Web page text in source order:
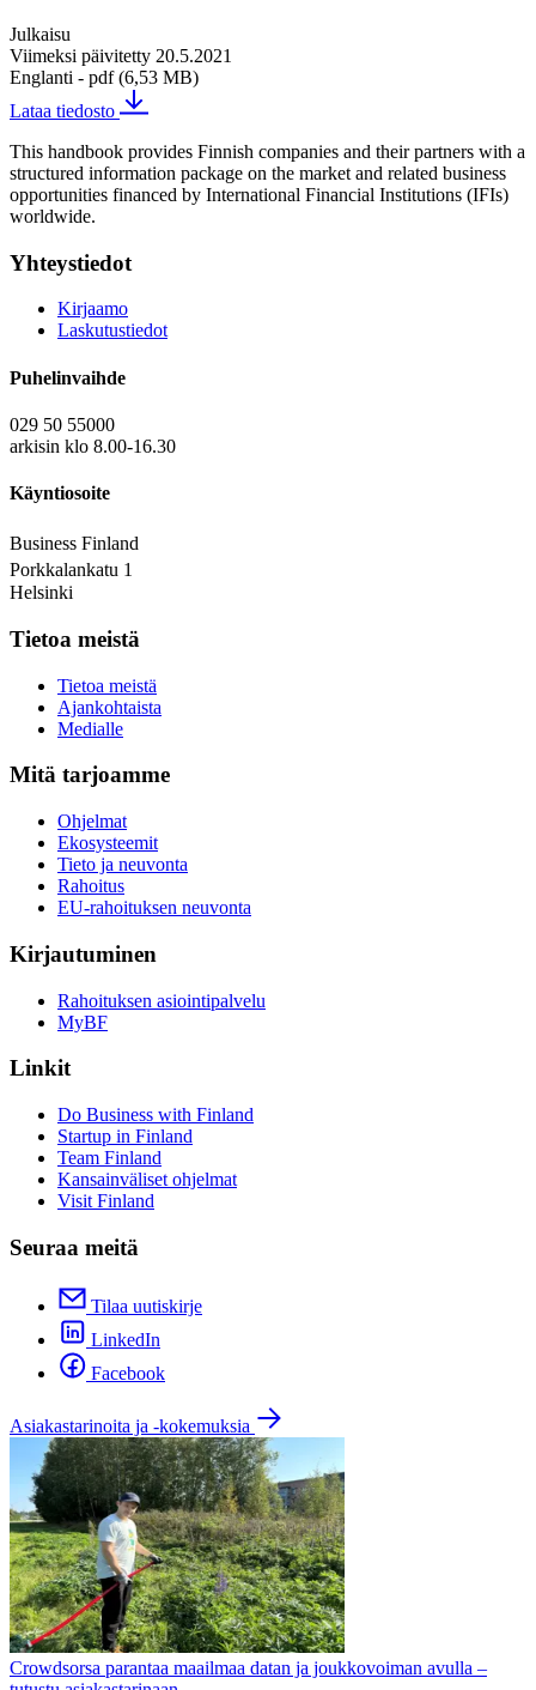
Julkaisu
Viimeksi päivitetty 20.5.2021
Englanti - pdf (6,53 MB)
Lataa tiedosto
This handbook provides Finnish companies and their partners with a
structured information package on the market and related business
opportunities financed by International Financial Institutions (IFIs)
worldwide.
Yhteystiedot
Kirjaamo
Laskutustiedot
Puhelinvaihde
029 50 55000
arkisin klo 8.00-16.30
Käyntiosoite
Business Finland
Porkkalankatu 1
Helsinki
Tietoa meistä
Tietoa meistä
Ajankohtaista
Medialle
Mitä tarjoamme
Ohjelmat
Ekosysteemit
Tieto ja neuvonta
Rahoitus
EU-rahoituksen neuvonta
Kirjautuminen
Rahoituksen asiointipalvelu
MyBF
Linkit
Do Business with Finland
Startup in Finland
Team Finland
Kansainväliset ohjelmat
Visit Finland
Seuraa meitä
Tilaa uutiskirje
LinkedIn
Facebook
Asiakastarinoita ja -kokemuksia
Crowdsorsa parantaa maailmaa datan ja joukkovoiman avulla –